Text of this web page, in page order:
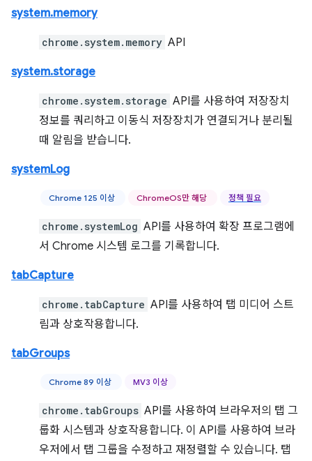
system.memory
chrome.system.memory API
system.storage
chrome.system.storage API를 사용하여 저장장치
정보를 쿼리하고 이동식 저장장치가 연결되거나 분리될
때 알림을 받습니다.
systemLog
Chrome 125 이상 ChromeOS만 해당 정책 필요
chrome.systemLog API를 사용하여 확장 프로그램에
서 Chrome 시스템 로그를 기록합니다.
tabCapture
chrome.tabCapture API를 사용하여 탭 미디어 스트
림과 상호작용합니다.
tabGroups
Chrome 89 이상 MV3 이상
chrome.tabGroups API를 사용하여 브라우저의 탭 그
룹화 시스템과 상호작용합니다. 이 API를 사용하여 브라
우저에서 탭 그룹을 수정하고 재정렬할 수 있습니다. 탭